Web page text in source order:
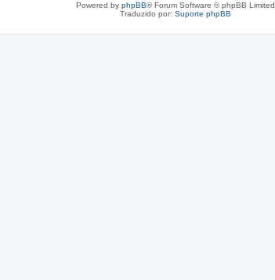
Powered by phpBB® Forum Software © phpBB Limited
Traduzido por: Suporte phpBB